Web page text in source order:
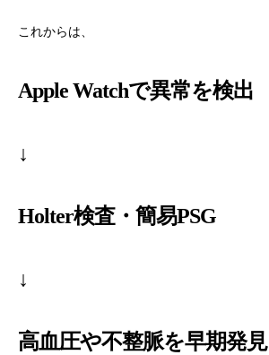
これからは、
Apple Watchで異常を検出
↓
Holter検査・簡易PSG
↓
高血圧や不整脈を早期発見